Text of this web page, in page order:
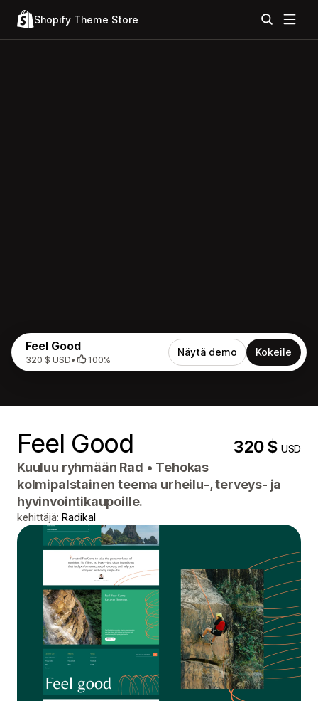
Shopify Theme Store
Feel Good
320 $ USD• 100%
Näytä demo Kokeile
Feel Good 320 $USD
Kuuluu ryhmään Rad • Tehokas
kolmipalstainen teema urheilu-, terveys- ja
hyvinvointikaupoille.
kehittäjä: Radikal